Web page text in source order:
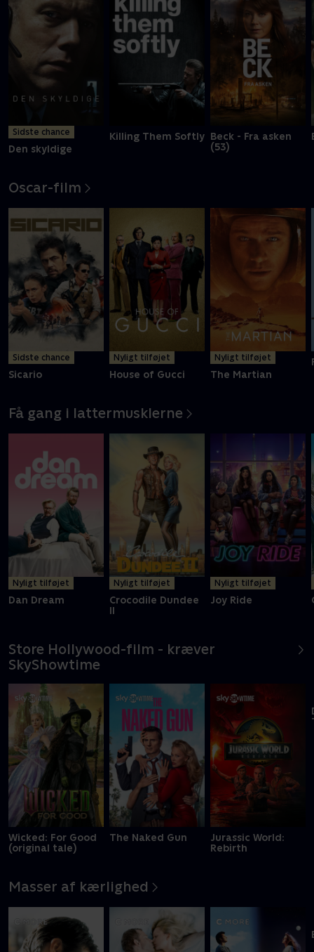
Sidste chance
Den skyldige
Killing Them Softly Beck - Fra asken
(53)
Oscar-film
Sidste chance
Sicario
Nyligt tilføjet
House of Gucci
Nyligt tilføjet
The Martian
Få gang i lattermusklerne
Nyligt tilføjet
Dan Dream
Nyligt tilføjet
Crocodile Dundee
II
Nyligt tilføjet
Joy Ride
Store Hollywood-film - kræver
SkyShowtime
Wicked: For Good
(original tale)
The Naked Gun
Jurassic World:
Rebirth
Masser af kærlighed